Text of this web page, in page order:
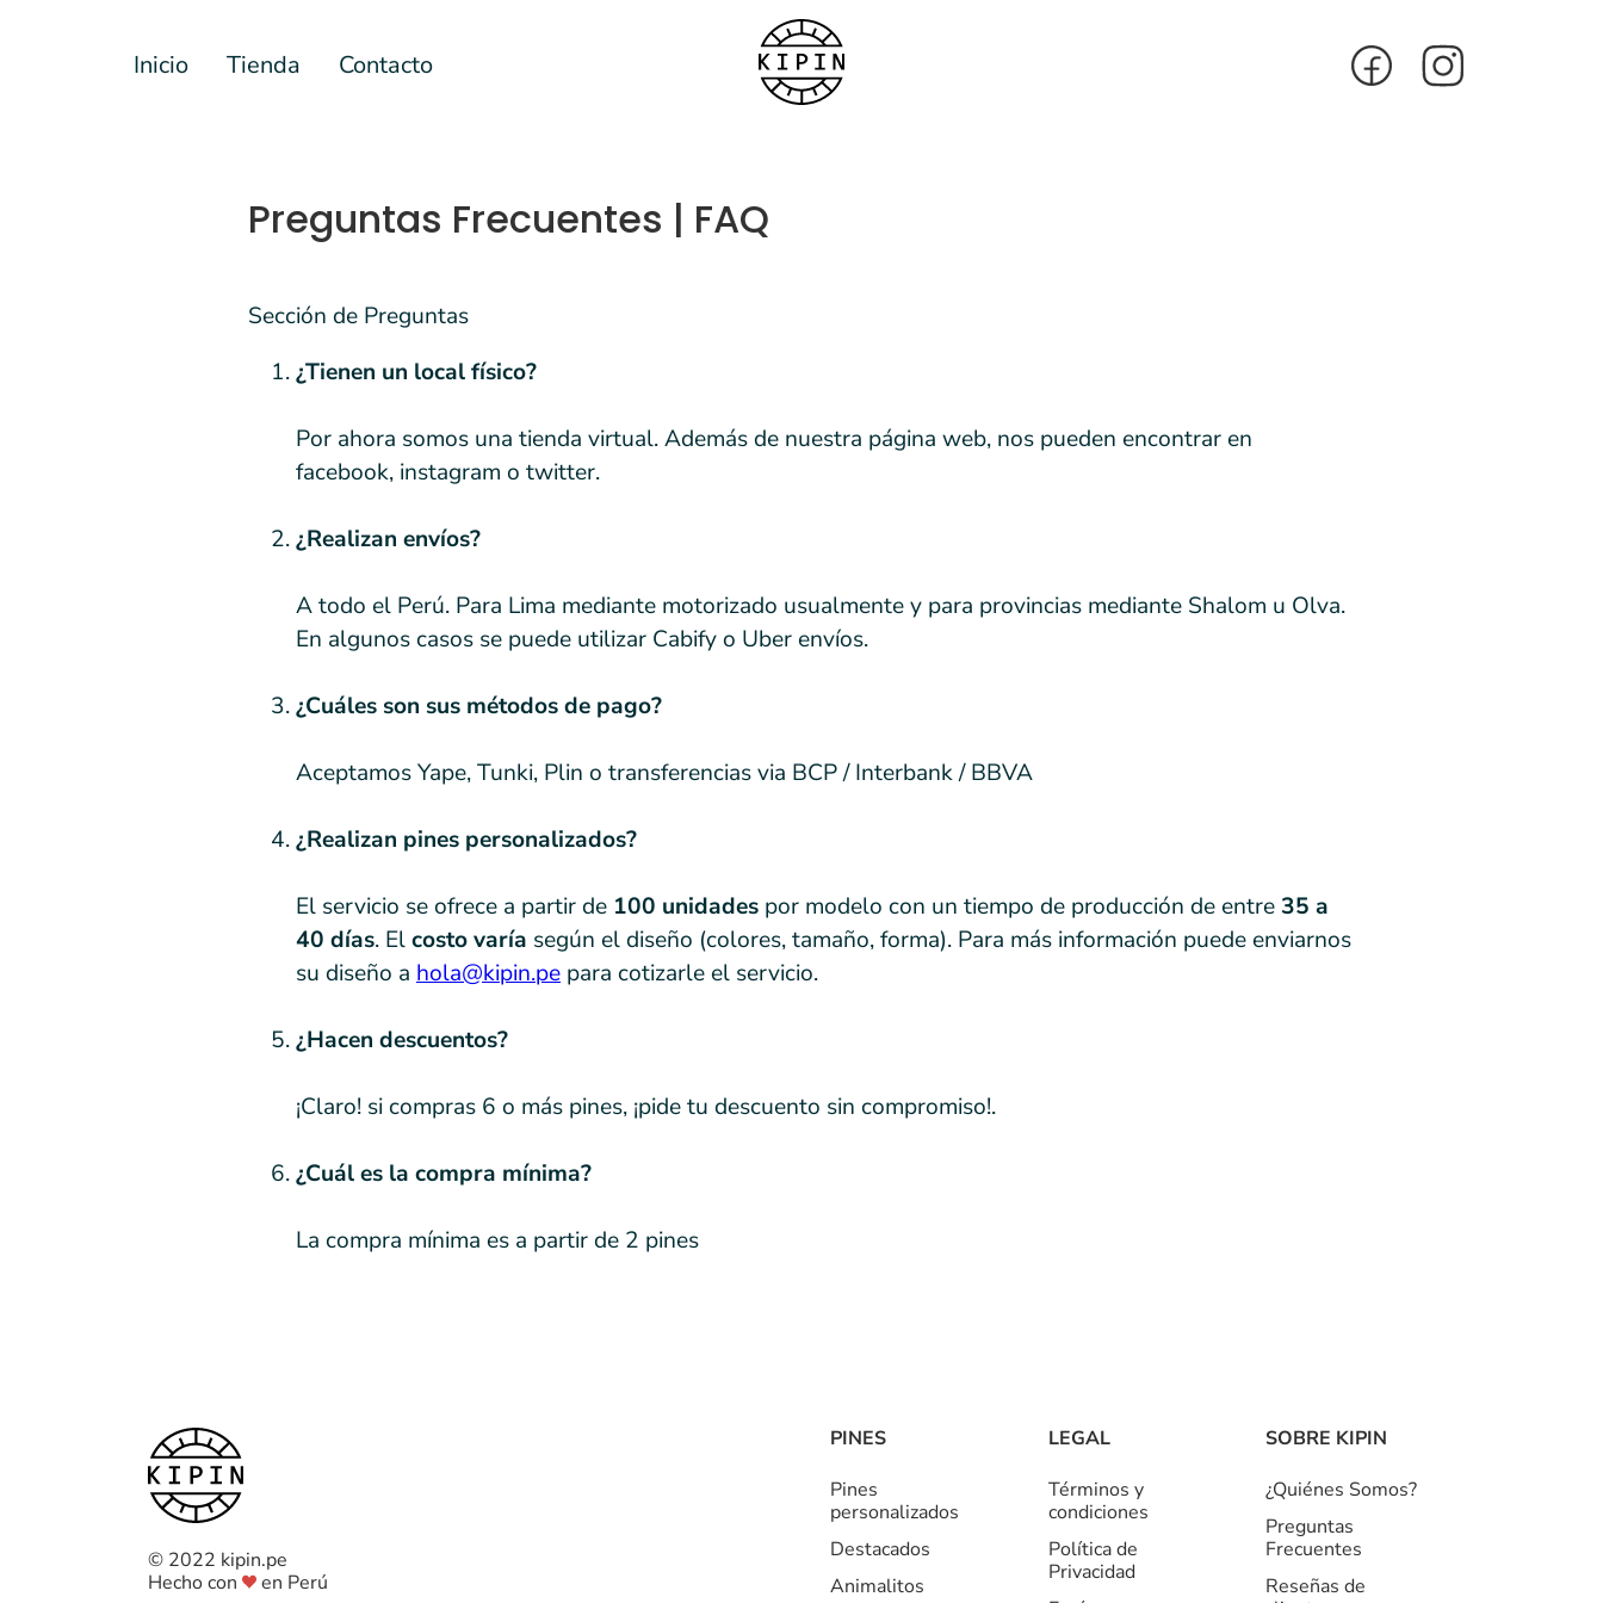
Inicio Tienda Contacto
Preguntas Frecuentes | FAQ
Sección de Preguntas
¿Tienen un local físico?
Por ahora somos una tienda virtual. Además de nuestra página web, nos pueden encontrar en
facebook, instagram o twitter.
¿Realizan envíos?
A todo el Perú. Para Lima mediante motorizado usualmente y para provincias mediante Shalom u Olva.
En algunos casos se puede utilizar Cabify o Uber envíos.
¿Cuáles son sus métodos de pago?
Aceptamos Yape, Tunki, Plin o transferencias via BCP / Interbank / BBVA
¿Realizan pines personalizados?
El servicio se ofrece a partir de 100 unidades por modelo con un tiempo de producción de entre 35 a
40 días. Elcosto varía según el diseño (colores, tamaño, forma). Para más información puede enviarnos
su diseño a hola@kipin.pe para cotizarle el servicio.
¿Hacen descuentos?
¡Claro! si compras 6 o más pines, ¡pide tu descuento sin compromiso!.
¿Cuál es la compra mínima?
La compra mínima es a partir de 2 pines
© 2022 kipin.pe
Hecho con
en Perú
PINES
Pines
personalizados
Destacados
Animalitos
LEGAL
Términos y
condiciones
Política de
Privacidad
SOBRE KIPIN
¿Quiénes Somos?
Preguntas
Frecuentes
Reseñas de